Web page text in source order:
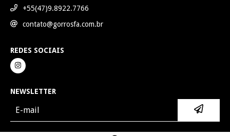
+55(47)9.8922.7766
contato@gorrosfa.com.br
REDES SOCIAIS
NEWSLETTER